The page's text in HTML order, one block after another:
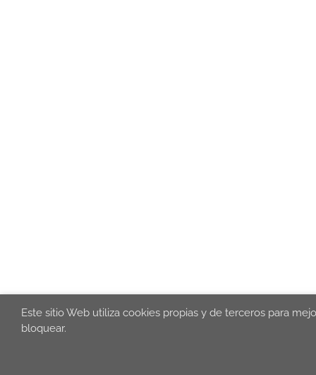
Este sitio Web utiliza cookies propias y de terceros para
bloquear.